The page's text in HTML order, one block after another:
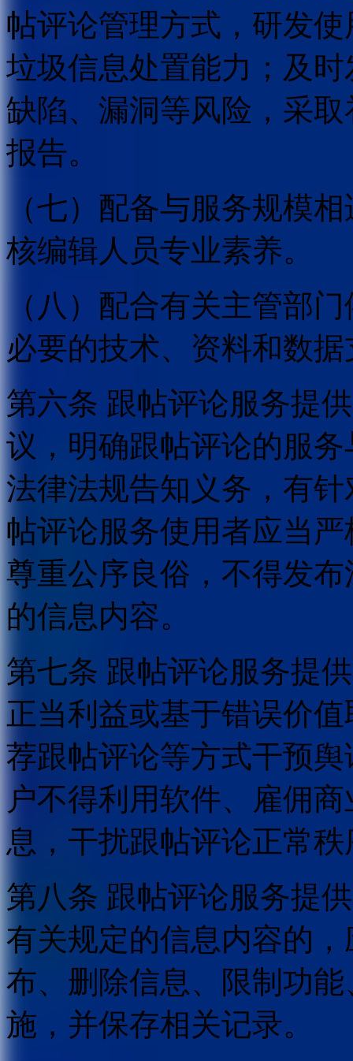
帖评论管理方式，研发
垃圾信息处置能力；及
缺陷、漏洞等风险，采
报告。
（七）配备与服务规模
核编辑人员专业素养。
（八）配合有关主管部
必要的技术、资料和数
第六条 跟帖评论服务提
议，明确跟帖评论的服
法律法规告知义务，有
帖评论服务使用者应当
尊重公序良俗，不得发
的信息内容。
第七条 跟帖评论服务提
正当利益或基于错误价
荐跟帖评论等方式干预
户不得利用软件、雇佣
息，干扰跟帖评论正常
第八条 跟帖评论服务提
有关规定的信息内容的
布、删除信息、限制功
施，并保存相关记录。